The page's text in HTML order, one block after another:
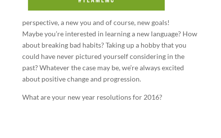
perspective, a new you and of course, new goals!
Maybe you’re interested in learning a new language? How
about breaking bad habits? Taking up a hobby that you
could have never pictured yourself considering in the
past? Whatever the case may be, we’re always excited
about positive change and progression.
What are your new year resolutions for 2016?